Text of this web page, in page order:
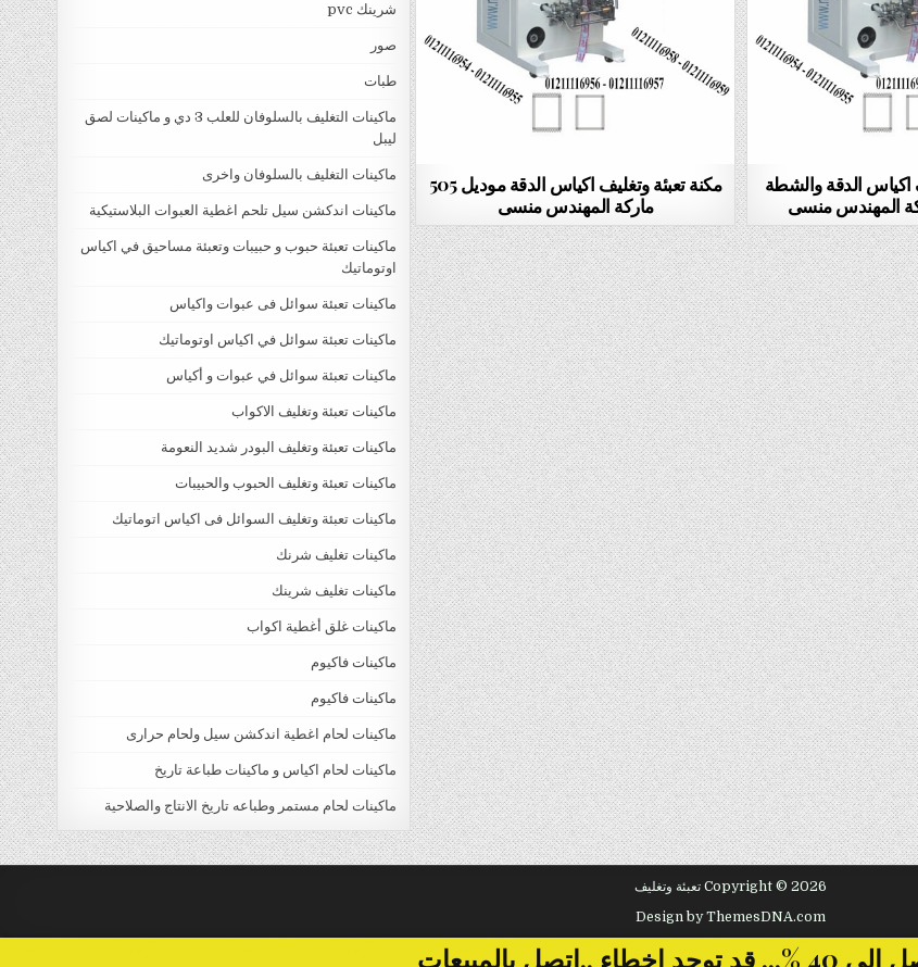
مكنة تعبئة وتغليف اكياس الدقة موديل 505
ماركة المهندس منسى
اكياس الدقة والشطة
شرينك pvc
صور
طبات
ماكينات التغليف بالسلوفان للعلب 3 دي و ماكينات لصق
ليبل
ماكينات التغليف بالسلوفان واخرى
ماكينات اندكشن سيل تلحم اغطية العبوات البلاستيكية
ماكينات تعبئة حبوب و حبيبات وتعبئة مساحيق في اكياس
اوتوماتيك
ماكينات تعبئة سوائل فى عبوات واكياس
ماكينات تعبئة سوائل في اكياس اوتوماتيك
ماكينات تعبئة سوائل في عبوات و أكياس
ماكينات تعبئة وتغليف الاكواب
ماكينات تعبئة وتغليف البودر شديد النعومة
ماكينات تعبئة وتغليف الحبوب والحبيبات
ماكينات تعبئة وتغليف السوائل فى اكياس اتوماتيك
ماكينات تغليف شرنك
ماكينات تغليف شرينك
ماكينات غلق أغطية اكواب
ماكينات فاكيوم
ماكينات فاكيوم
ماكينات لحام اغطية اندكشن سيل ولحام حرارى
ماكينات لحام اكياس و ماكينات طباعة تاريخ
ماكينات لحام مستمر وطباعه تاريخ الانتاج والصلاحية
Copyright © 2026 تعبئة وتغليف
Design by ThemesDNA.com
..اتصل بالمبيعات